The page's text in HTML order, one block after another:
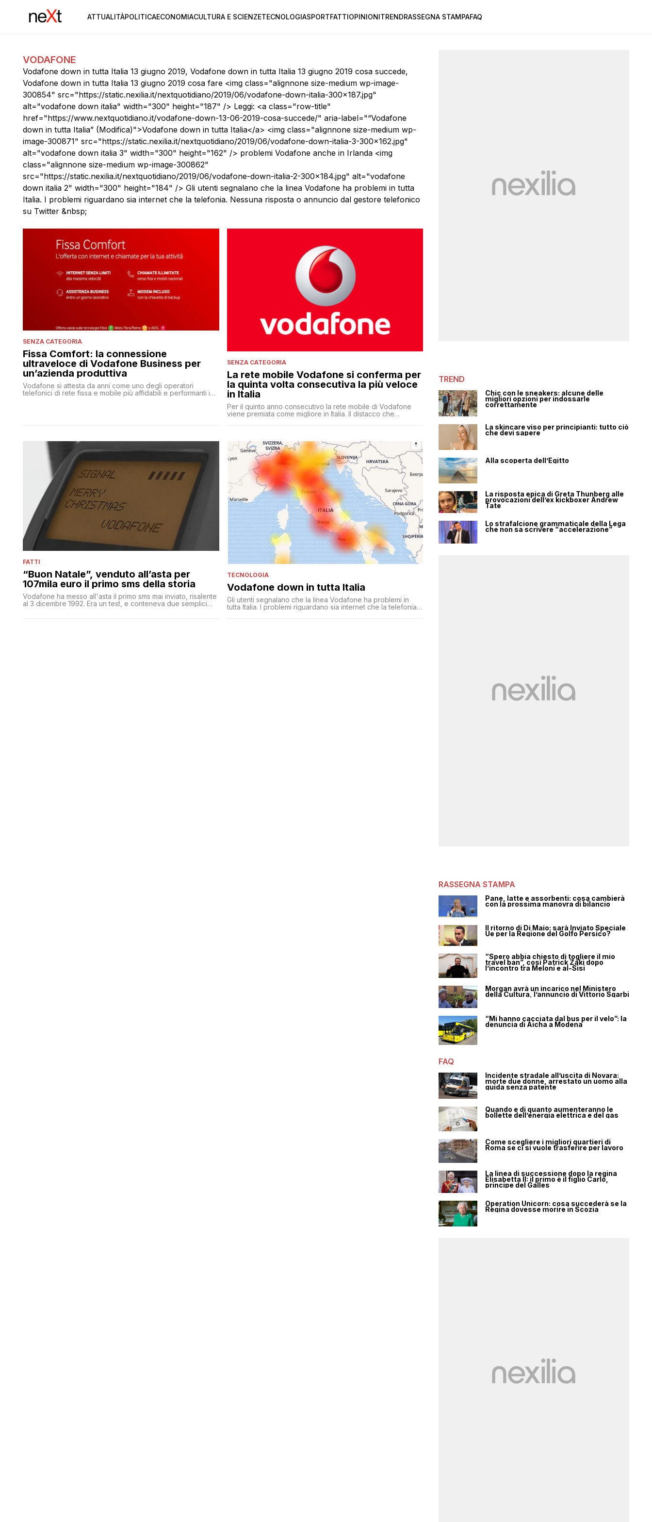
ATTUALITÀPOLITICAECONOMIACULTURA E SCIENZETECNOLOGIASPORTFATTIOPINIONITRENDRASSEGNA STAMPAFAQ
VODAFONE
Vodafone down in tutta Italia 13 giugno 2019, Vodafone down in tutta Italia 13 giugno 2019 cosa succede,
Vodafone down in tutta Italia 13 giugno 2019 cosa fare <img class="alignnone size-medium wp-image-
300854" src="https://static.nexilia.it/nextquotidiano/2019/06/vodafone-down-italia-300x187.jpg"
alt="vodafone down italia" width="300" height="187" /> Leggi: <a class="row-title"
href="https://www.nextquotidiano.it/vodafone-down-13-06-2019-cosa-succede/" aria-label="“Vodafone
down in tutta Italia” (Modifica)">Vodafone down in tutta Italia</a> <img class="alignnone size-medium wp-
image-300871" src="https://static.nexilia.it/nextquotidiano/2019/06/vodafone-down-italia-3-300x162.jpg"
alt="vodafone down italia 3" width="300" height="162" /> problemi Vodafone anche in Irlanda <img
class="alignnone size-medium wp-image-300862"
src="https://static.nexilia.it/nextquotidiano/2019/06/vodafone-down-italia-2-300x184.jpg" alt="vodafone
down italia 2" width="300" height="184" /> Gli utenti segnalano che la linea Vodafone ha problemi in tutta
Italia. I problemi riguardano sia internet che la telefonia. Nessuna risposta o annuncio dal gestore telefonico
su Twitter &nbsp;
SENZA CATEGORIA
Fissa Comfort: la connessione
ultraveloce di Vodafone Business per
un’azienda produttiva
Vodafone si attesta da anni come uno degli operatori
telefonici di rete fissa e mobile più affidabili e performanti in
SENZA CATEGORIA
La rete mobile Vodafone si conferma per
la quinta volta consecutiva la più veloce
in Italia
Per il quinto anno consecutivo la rete mobile di Vodafone
viene premiata come migliore in Italia. Il distacco che
FATTI
“Buon Natale”, venduto all’asta per
107mila euro il primo sms della storia
Vodafone ha messo all'asta il primo sms mai inviato, risalente
al 3 dicembre 1992. Era un test, e conteneva due semplici
TECNOLOGIA
Vodafone down in tutta Italia
Gli utenti segnalano che la linea Vodafone ha problemi in
tutta Italia. I problemi riguardano sia internet che la telefonia.
TREND
Chic con le sneakers: alcune delle
migliori opzioni per indossarle
correttamente
La skincare viso per principianti: tutto ciò
che devi sapere
Alla scoperta dell’Egitto
La risposta epica di Greta Thunberg alle
provocazioni dell’ex kickboxer Andrew
Tate
Lo strafalcione grammaticale della Lega
che non sa scrivere “accelerazione”
RASSEGNA STAMPA
Pane, latte e assorbenti: cosa cambierà
con la prossima manovra di bilancio
Il ritorno di Di Maio: sarà Inviato Speciale
Ue per la Regione del Golfo Persico?
“Spero abbia chiesto di togliere il mio
travel ban”, così Patrick Zaki dopo
l’incontro tra Meloni e al-Sisi
Morgan avrà un incarico nel Ministero
della Cultura, l’annuncio di Vittorio Sgarbi
“Mi hanno cacciata dal bus per il velo”: la
denuncia di Aicha a Modena
FAQ
Incidente stradale all’uscita di Novara:
morte due donne, arrestato un uomo alla
guida senza patente
Quando e di quanto aumenteranno le
bollette dell’energia elettrica e del gas
Come scegliere i migliori quartieri di
Roma se ci si vuole trasferire per lavoro
La linea di successione dopo la regina
Elisabetta II: il primo è il figlio Carlo,
principe del Galles
Operation Unicorn: cosa succederà se la
Regina dovesse morire in Scozia